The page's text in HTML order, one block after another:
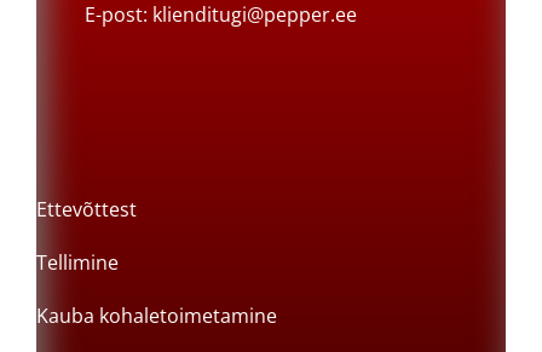
E-post: klienditugi@pepper.ee
Ettevõttest
Tellimine
Kauba kohaletoimetamine